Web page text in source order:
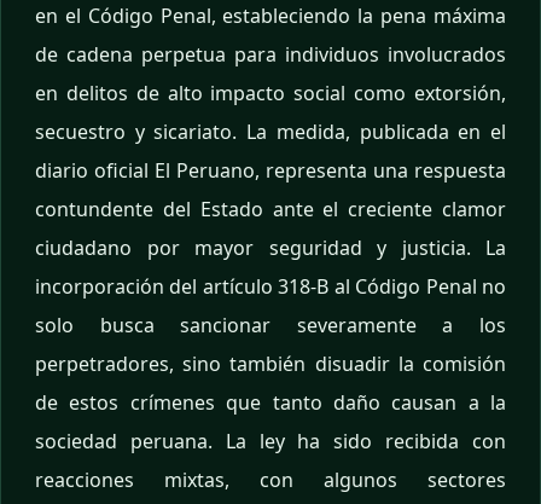
en el Código Penal, estableciendo la pena máxima
de cadena perpetua para individuos involucrados
en delitos de alto impacto social como extorsión,
secuestro y sicariato. La medida, publicada en el
diario oficial El Peruano, representa una respuesta
contundente del Estado ante el creciente clamor
ciudadano por mayor seguridad y justicia. La
incorporación del artículo 318-B al Código Penal no
solo busca sancionar severamente a los
perpetradores, sino también disuadir la comisión
de estos crímenes que tanto daño causan a la
sociedad peruana. La ley ha sido recibida con
reacciones mixtas, con algunos sectores